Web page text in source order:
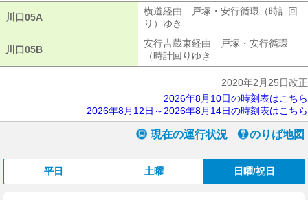
川口05A
横道経由 戸塚・安行循環（時計回
り）ゆき
川口05B
安行吉蔵東経由 戸塚・安行循環
（時計回りゆき
2020年2月25日改正
2026年8月10日の時刻表はこちら
2026年8月12日～2026年8月14日の時刻表はこちら
現在の運行状況 のりば地図
平日 土曜 日曜/祝日